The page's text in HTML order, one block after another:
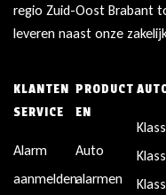
regio Zuid-Oost Brabant
leveren naast onze
KLANTEN
SERVICE
Alarm
aanmelden
PRODUCT
EN
Auto
alarmen